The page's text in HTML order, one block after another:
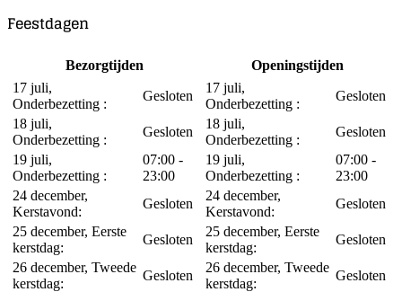
Feestdagen
Bezorgtijden
Openingstijden
17 juli,
Onderbezetting :
Gesloten
18 juli,
Onderbezetting :
Gesloten
19 juli,
Onderbezetting :
07:00 -
23:00
24 december,
Kerstavond:
Gesloten
25 december, Eerste
kerstdag:
Gesloten
26 december, Tweede
kerstdag:
Gesloten
17 juli,
Onderbezetting :
Gesloten
18 juli,
Onderbezetting :
Gesloten
19 juli,
Onderbezetting :
07:00 -
23:00
24 december,
Kerstavond:
Gesloten
25 december, Eerste
kerstdag:
Gesloten
26 december, Tweede
kerstdag:
Gesloten